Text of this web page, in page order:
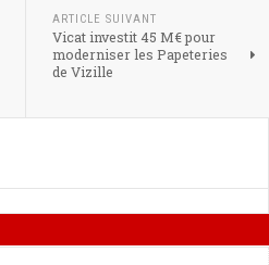
ARTICLE SUIVANT
Vicat investit 45 M€ pour
moderniser les Papeteries
de Vizille